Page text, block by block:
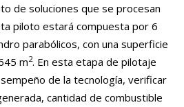
de soluciones que se procesan
piloto estará compuesta por 6
parabólicos, con una superficie
m2. En esta etapa de pilotaje
de la tecnología, verificar
cantidad de combustible